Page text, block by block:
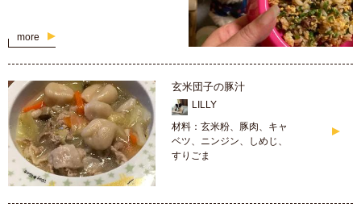
more
玄米団子の豚汁
LILLY
材料：玄米粉、豚肉、キャ
ベツ、ニンジン、しめじ、
すりごま